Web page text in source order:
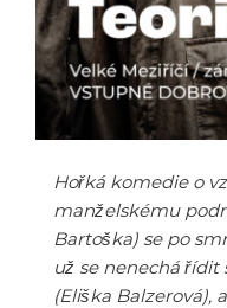
Hořká komedie o
manželskému
Bartoška) se po
už se nenechá
(Eliška Balzerová),